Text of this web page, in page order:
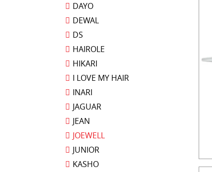
DAYO
DEWAL
DS
HAIROLE
HIKARI
I LOVE MY HAIR
INARI
JAGUAR
JEAN
JOEWELL
JUNIOR
KASHO